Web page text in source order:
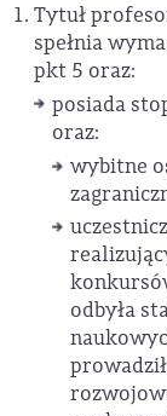
Tytuł
spełnia
pkt 5 oraz:
posiada
oraz:
wybitne
odbyła